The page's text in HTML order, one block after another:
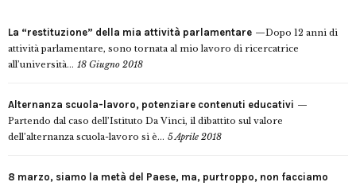
La “restituzione” della mia attività parlamentare
Dopo 12 anni di
attività parlamentare, sono tornata al mio lavoro di ricercatrice
all’università... 18 Giugno 2018
Alternanza scuola-lavoro, potenziare contenuti educativi
Partendo dal caso dell’Istituto Da Vinci, il dibattito sul valore
dell’alternanza scuola-lavoro si è... 5 Aprile 2018
8 marzo, siamo la metà del Paese, ma, purtroppo, non facciamo